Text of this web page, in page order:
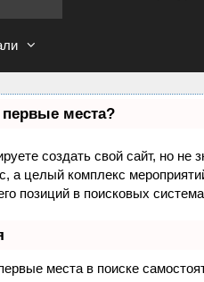
первые места?
создать свой сайт, но не
а целый комплекс
позиций в поисковых
места в поиске